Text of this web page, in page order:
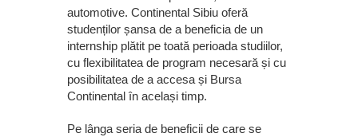
automotive. Continental Sibiu oferă
studenților șansa de a beneficia de un
internship plătit pe toată perioada studiilor,
cu flexibilitatea de program necesară și cu
posibilitatea de a accesa și Bursa
Continental în același timp.
Pe lânga seria de beneficii de care se